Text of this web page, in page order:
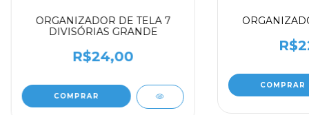
ORGANIZADOR DE TELA 7
DIVISÓRIAS GRANDE
R$24,00